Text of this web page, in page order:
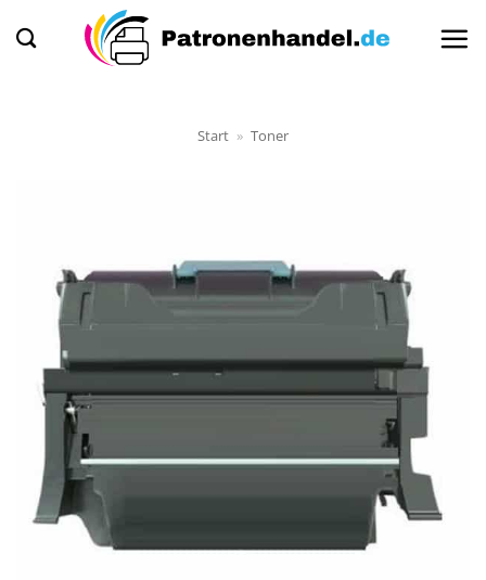
Inhalt
Start » Toner